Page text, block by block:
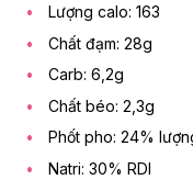
Lượng calo: 163
Chất đạm: 28g
Carb: 6,2g
Chất béo: 2,3g
Phốt pho: 24%
Natri: 30% RDI